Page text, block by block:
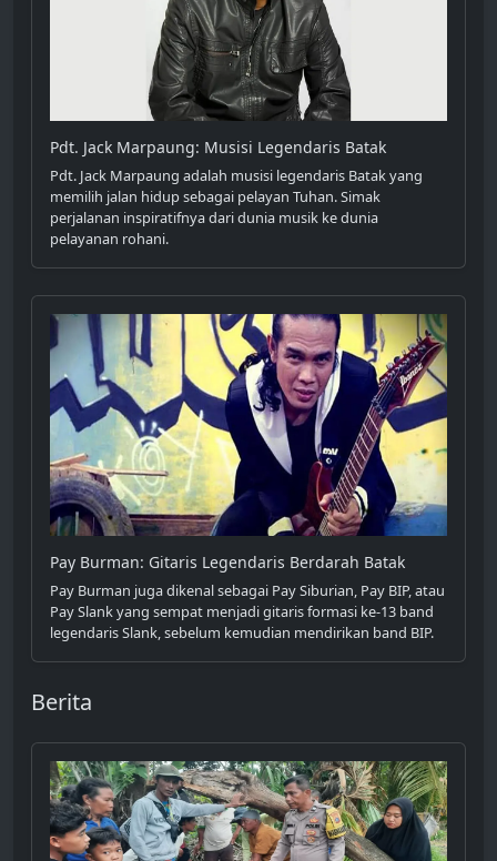
Pdt. Jack Marpaung: Musisi Legendaris Batak
Pdt. Jack Marpaung adalah musisi legendaris Batak yang
memilih jalan hidup sebagai pelayan Tuhan. Simak
perjalanan inspiratifnya dari dunia musik ke dunia
pelayanan rohani.
Pay Burman: Gitaris Legendaris Berdarah Batak
Pay Burman juga dikenal sebagai Pay Siburian, Pay BIP, atau
Pay Slank yang sempat menjadi gitaris formasi ke-13 band
legendaris Slank, sebelum kemudian mendirikan band BIP.
Berita